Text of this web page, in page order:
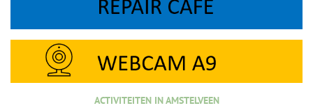
ACTIVITEITEN IN AMSTELVEEN